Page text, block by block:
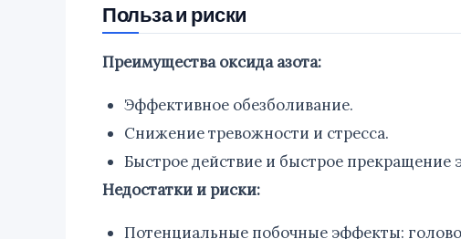
Польза и риски
Преимущества оксида азота:
Эффективное обезболивание.
Снижение тревожности и стресса.
Быстрое действие и быстрое прекращение
Недостатки и риски:
Потенциальные побочные эффекты: